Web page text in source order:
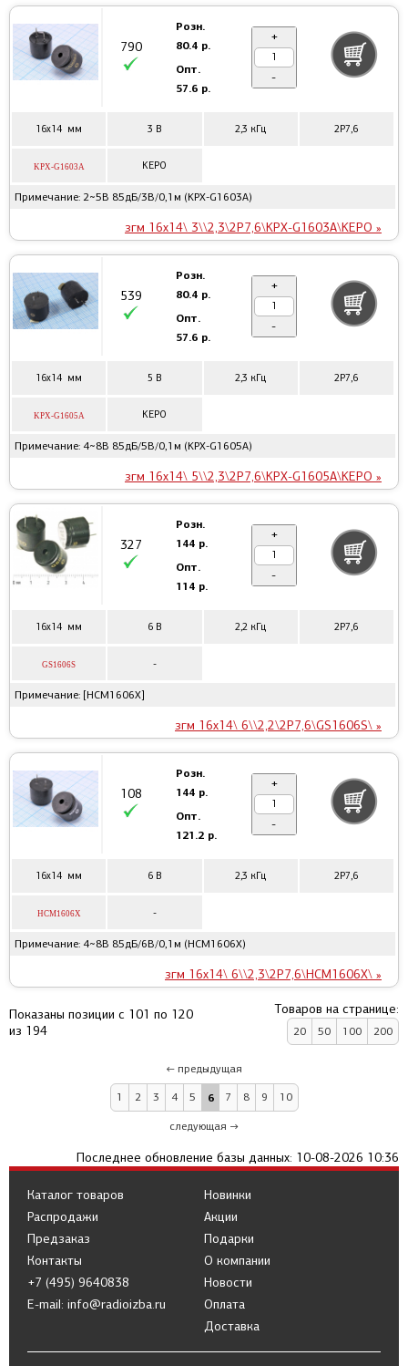
16x14 мм 3 В 2,3 кГц 2P7,6
KPX-G1603A KEPO
Примечание: 2~5В 85дБ/3В/0,1м (KPX-G1603A)
згм 16x14\ 3\\2,3\2P7,6\KPX-G1603A\KEPO »
790
Розн.
80.4 р.
Опт.
57.6 р.
+
-
16x14 мм 5 В 2,3 кГц 2P7,6
KPX-G1605A KEPO
Примечание: 4~8В 85дБ/5В/0,1м (KPX-G1605A)
згм 16x14\ 5\\2,3\2P7,6\KPX-G1605A\KEPO »
539
Розн.
80.4 р.
Опт.
57.6 р.
+
-
16x14 мм 6 В 2,2 кГц 2P7,6
GS1606S -
Примечание: [HCM1606X]
згм 16x14\ 6\\2,2\2P7,6\GS1606S\ »
327
Розн.
144 р.
Опт.
114 р.
+
-
16x14 мм 6 В 2,3 кГц 2P7,6
HCM1606X -
Примечание: 4~8В 85дБ/6В/0,1м (HCM1606X)
згм 16x14\ 6\\2,3\2P7,6\HCM1606X\ »
108
Розн.
144 р.
Опт.
121.2 р.
+
-
Показаны позиции с 101 по 120
из 194
Товаров на странице:
20 50 100 200
← предыдущая
1 2 3 4 5 6 7 8 9 10
следующая →
Последнее обновление базы данных: 10-08-2026 10:36
Каталог товаров
Распродажи
Предзаказ
Новинки
Акции
Подарки
Контакты
+7 (495) 9640838
E-mail: info@radioizba.ru
О компании
Новости
Оплата
Доставка